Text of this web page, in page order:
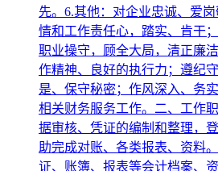
先。6.其他：对企业忠诚、爱
情和工作责任心，踏实、肯干
职业操守，顾全大局，清正廉
作精神、良好的执行力；遵纪
是、保守秘密；作风深入、务
相关财务服务工作。二、工作
据审核、凭证的编制和整理，
助完成对账、各类报表、资料
证、账簿、报表等会计档案、